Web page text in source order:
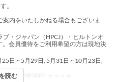
。
内をいたしかねる場合もございま
・ジャパン（HPCJ）・ヒルトンオ
会員優待をご利用希望の方は現地決
日 ~ 5月29日, 5月31日 ~ 10月23日,
席のカテゴリ テラス席
読む